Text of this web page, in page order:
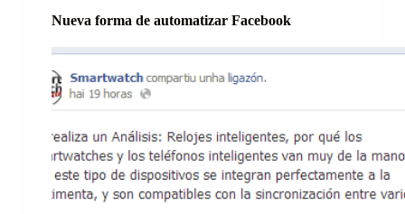
Nueva forma de automatizar Facebook